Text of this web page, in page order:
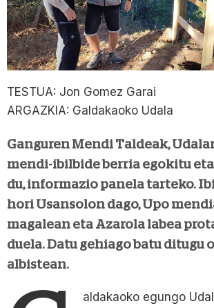
TESTUA: Jon Gomez Garai
ARGAZKIA: Galdakaoko Udala
Ganguren Mendi Taldeak,
mendi-ibilbide berria egokitu
du, informazio panela tarteko.
hori Usansolon dago, Upo
magalean eta Azarola labea
duela. Datu gehiago batu ditugu
albistean.
aldakaoko egungo